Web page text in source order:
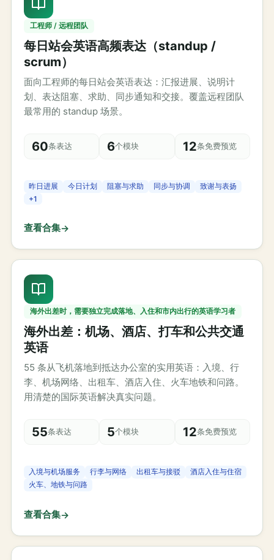
工程师 / 远程团队
每日站会英语高频表达（standup /
scrum）
面向工程师的每日站会英语表达：汇报进展、说明计
划、表达阻塞、求助、同步通知和交接。覆盖远程团队
最常用的 standup 场景。
60条表达 6个模块 12条免费预览
昨日进展 今日计划 阻塞与求助 同步与协调
致谢与表扬
+1
查看合集→
海外出差时，需要独立完成落地、入住和市内出行的英语学习者
海外出差：机场、酒店、打车和公共交通
英语
55 条从飞机落地到抵达办公室的实用英语：入境、行
李、机场网络、出租车、酒店入住、火车地铁和问路。
用清楚的国际英语解决真实问题。
55条表达 5个模块 12条免费预览
入境与机场服务 行李与网络 出租车与接驳
酒店入住与住宿
火车、地铁与问路
查看合集→